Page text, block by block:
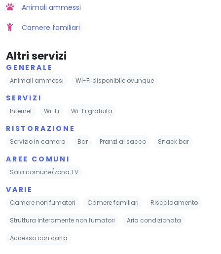
Animali ammessi
Camere familiari
Altri servizi
GENERALE
Animali ammessi Wi-Fi disponibile ovunque
SERVIZI
Internet Wi-Fi Wi-Fi gratuito
RISTORAZIONE
Servizio in camera Bar Pranzi al sacco Snack bar
AREE COMUNI
Sala comune/zona TV
VARIE
Camere non fumatori Camere familiari Riscaldamento
Struttura interamente non fumatori Aria condizionata
Accesso con carta